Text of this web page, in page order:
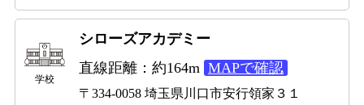
学校
シローズアカデミー
直線距離：約164m MAPで確認
〒334-0058 埼玉県川口市安行領家３１